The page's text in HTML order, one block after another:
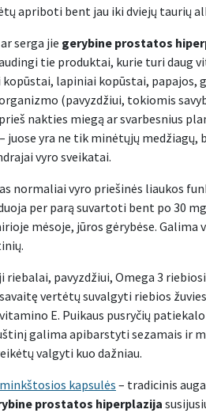
apriboti bent jau iki dviejų taurių
serga jie gerybine prostatos
tie produktai, kurie turi daug
lapiniai kopūstai, papajos,
(pavyzdžiui, tokiomis
nakties miegą ar svarbesnius
juose yra ne tik minėtųjų
vyro sveikatai.
normaliai vyro priešinės liaukos
per parą suvartoti bent po 30
mėsoje, jūros gėrybėse.
pavyzdžiui, Omega 3
vertėtų suvalgyti riebios
E. Puikaus pusryčių
galima apibarstyti sezamais ir
valgyti kuo dažniau.
kapsulės – tradicinis
prostatos hiperplazija